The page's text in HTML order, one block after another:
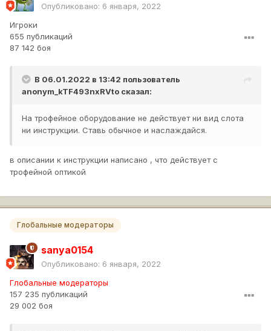
Опубликовано: 6 января, 2022
Игроки
655 публикаций
87 142 боя
В 06.01.2022 в 13:42 пользователь
anonym_kTF493nxRVto сказал:
На трофейное оборудование не действует ни вид слота
ни инструкции. Ставь обычное и наслаждайся.
в описании к инструкции написано , что действует с
трофейной оптикой
Глобальные модераторы
sanya0154
Опубликовано: 6 января, 2022
Глобальные модераторы
157 235 публикаций
29 002 боя